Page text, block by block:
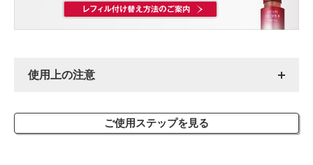
使用上の注意
ご使用ステップを見る